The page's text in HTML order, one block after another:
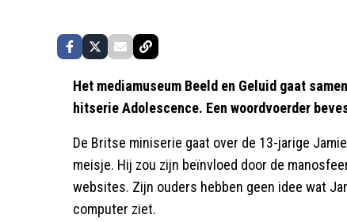
Het mediamuseum Beeld en Geluid gaat
hitserie Adolescence. Een woordvoerder
De Britse miniserie gaat over de 13-jarige
meisje. Hij zou zijn beïnvloed door de
websites. Zijn ouders hebben geen idee wat
computer ziet.